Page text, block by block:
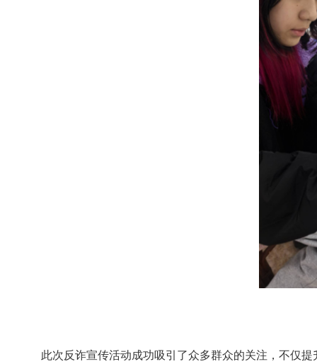
此次反诈宣传活动成功吸引了众多群众的关注，不仅